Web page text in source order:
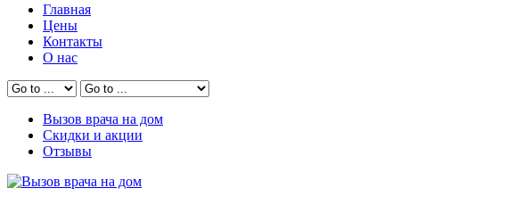
Главная
Цены
Контакты
О нас
Вызов врача на дом
Скидки и акции
Отзывы